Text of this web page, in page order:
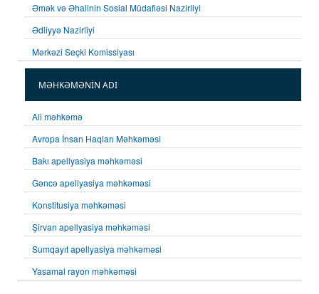
Əmək və Əhalinin Sosial Müdafiəsi Nazirliyi
Ədliyyə Nazirliyi
Mərkəzi Seçki Komissiyası
MƏHKƏMƏNİN ADI
Ali məhkəmə
Avropa İnsan Haqları Məhkəməsi
Bakı apellyasiya məhkəməsi
Gəncə apellyasiya məhkəməsi
Konstitusiya məhkəməsi
Şirvan apellyasiya məhkəməsi
Sumqayıt apellyasiya məhkəməsi
Yasamal rayon məhkəməsi